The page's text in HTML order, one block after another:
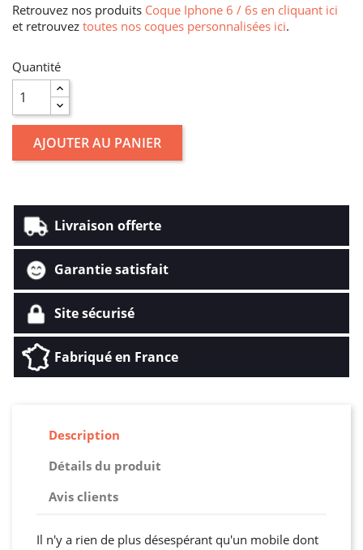
Retrouvez nos produits Coque Iphone 6 / 6s en cliquant ici
et retrouvez toutes nos coques personnalisées ici.
Quantité
AJOUTER AU PANIER
Livraison offerte
Garantie satisfait
Site sécurisé
Fabriqué en France
Description
Détails du produit
Avis clients
Il n'y a rien de plus désespérant qu'un mobile dont